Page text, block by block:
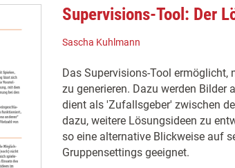
Supervisions-Tool: Der
Sascha Kuhlmann
Das Supervisions-Tool
zu generieren. Dazu werden
dient als 'Zufallsgeber' zwischen
dazu, weitere Lösungsideen zu
so eine alternative Blickweise auf
Gruppensettings geeignet.